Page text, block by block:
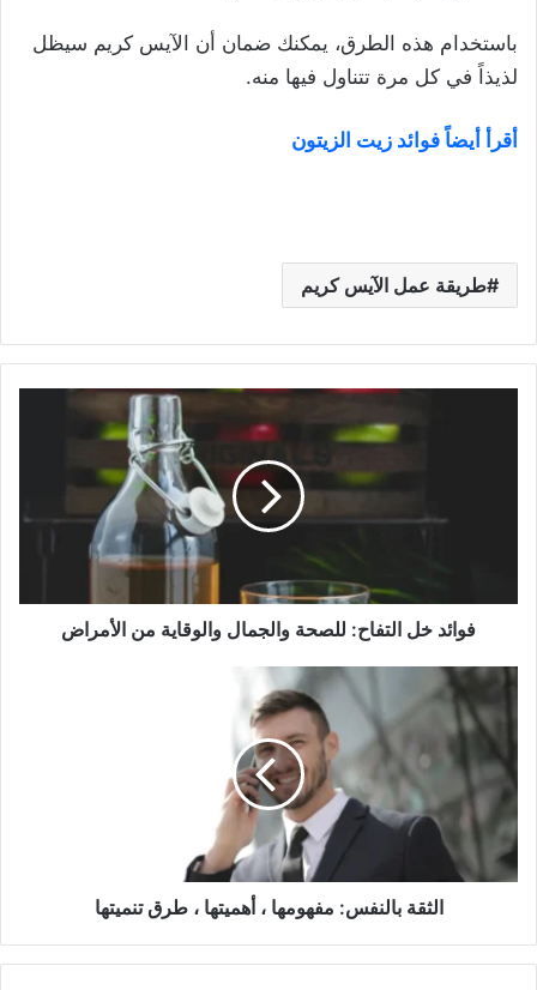
باستخدام هذه الطرق، يمكنك ضمان أن الآيس كريم سيظل
لذيذاً في كل مرة تتناول فيها منه.
أقرأ أيضاً فوائد زيت الزيتون
طريقة عمل الآيس كريم
فوائد خل التفاح: للصحة والجمال والوقاية من الأمراض
الثقة
بالنفس:
مفهومها
أهميتها
طرق
تنميتها
الثقة بالنفس: مفهومها ، أهميتها ، طرق تنميتها